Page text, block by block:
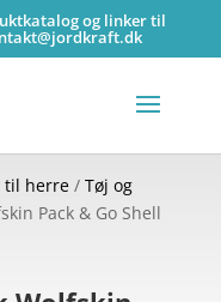
og linker til
til herre/ Tøj og
Pack & Go Shell